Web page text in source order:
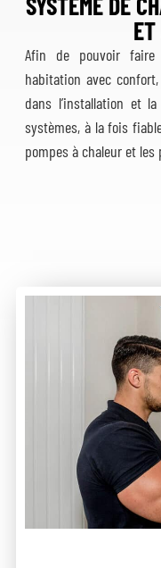
Afin de pouvoir
habitation avec
dans l’installation et
systèmes, à la fois
pompes à chaleur et